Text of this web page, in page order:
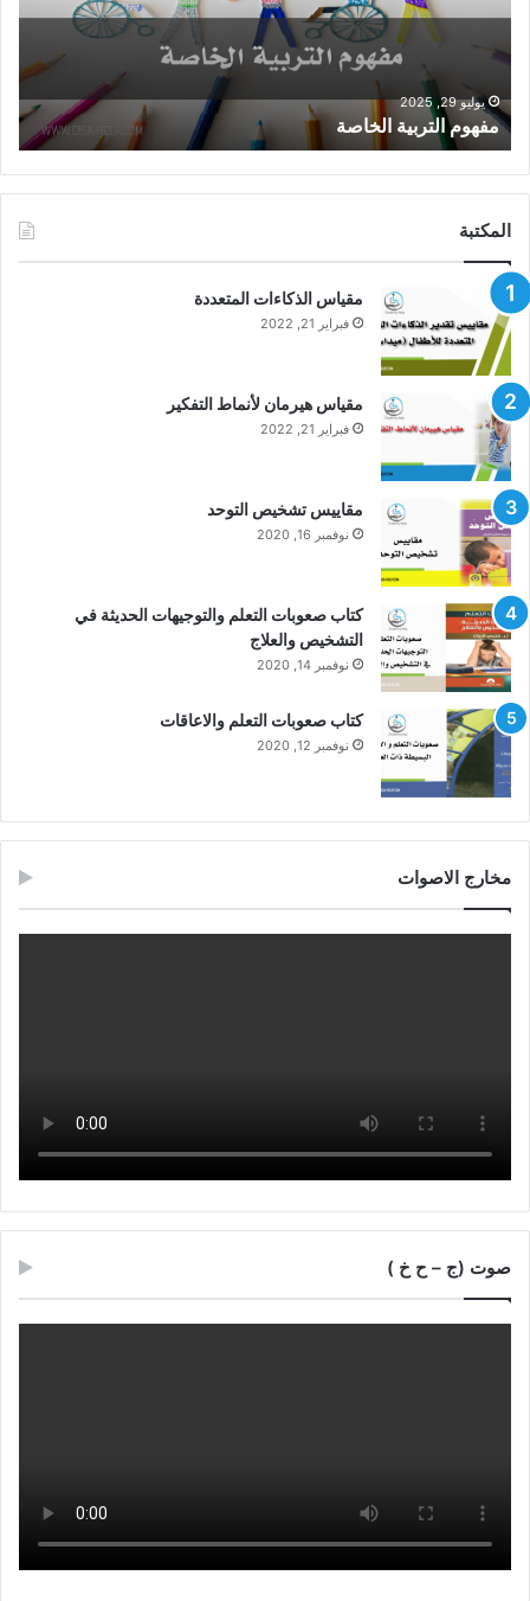
يوليو 29, 2025
مفهوم التربية الخاصة
المكتبة
مقياس الذكاءات المتعددة
فبراير 21, 2022
مقياس هيرمان لأنماط التفكير
فبراير 21, 2022
مقاييس تشخيص التوحد
نوفمبر 16, 2020
كتاب صعوبات التعلم والتوجيهات الحديثة في
التشخيص والعلاج
نوفمبر 14, 2020
كتاب صعوبات التعلم والاعاقات
نوفمبر 12, 2020
مخارج الاصوات
صوت (ج – ح خ )